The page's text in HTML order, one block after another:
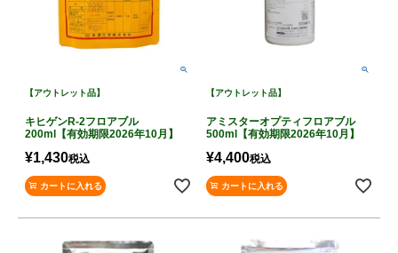
【アウトレット品】
キヒゲンR-2フロアブル
200ml【有効期限2026年10月】
¥1,430税込
カートに入れる
【アウトレット品】
アミスターオプティフロアブル
500ml【有効期限2026年10月】
¥4,400税込
カートに入れる